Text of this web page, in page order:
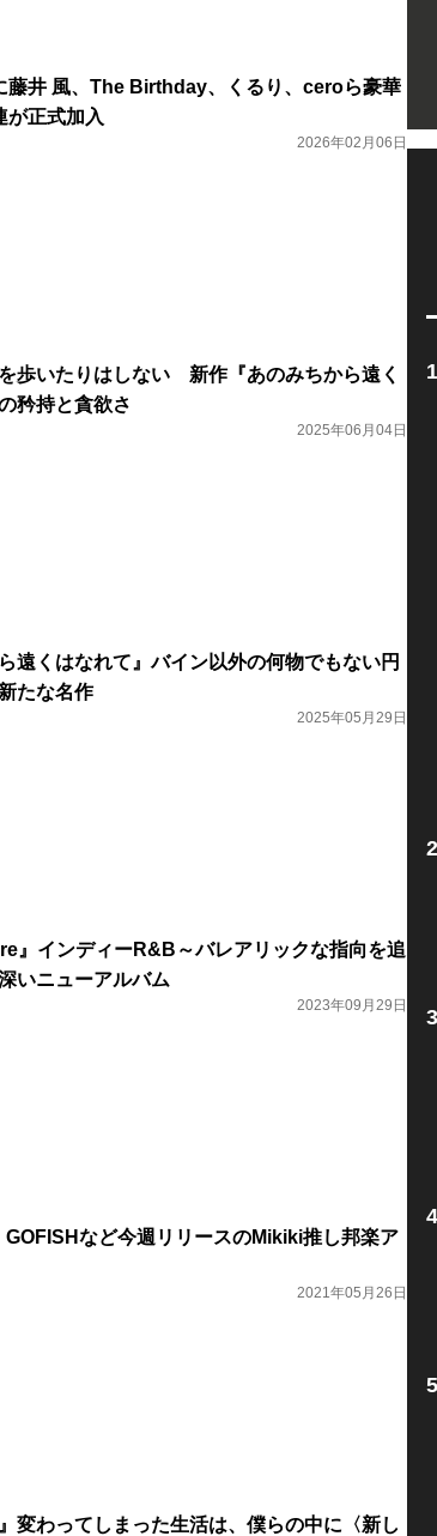
井 風、The Birthday、くるり、ceroら豪華
正式加入
2026年02月06日
歩いたりはしない 新作『あのみちから遠く
矜持と貪欲さ
2025年06月04日
遠くはなれて』バイン以外の何物でもない円
たな名作
2025年05月29日
』インディーR&B～バレアリックな指向を追
いニューアルバム
2023年09月29日
など今週リリースのMikiki推し邦楽ア
2021年05月26日
変わってしまった生活は、僕らの中に〈新し